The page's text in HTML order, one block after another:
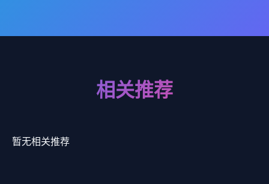
相关推荐
暂无相关推荐